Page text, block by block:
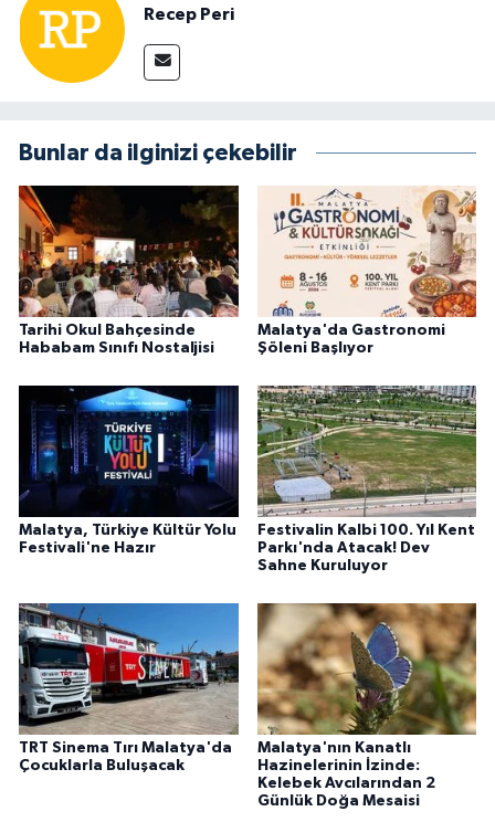
Recep Peri
Bunlar da ilginizi çekebilir
Tarihi Okul Bahçesinde
Hababam Sınıfı Nostaljisi
Malatya'da Gastronomi
Şöleni Başlıyor
Malatya, Türkiye Kültür Yolu
Festivali'ne Hazır
Festivalin Kalbi 100. Yıl Kent
Parkı'nda Atacak! Dev
Sahne Kuruluyor
TRT Sinema Tırı Malatya'da
Çocuklarla Buluşacak
Malatya'nın Kanatlı
Hazinelerinin İzinde:
Kelebek Avcılarından 2
Günlük Doğa Mesaisi